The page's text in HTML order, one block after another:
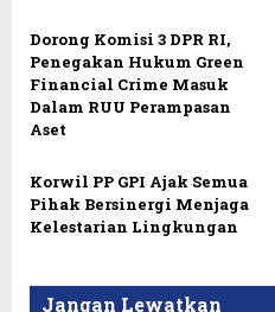
Dorong Komisi 3 DPR RI,
Penegakan Hukum Green
Financial Crime Masuk
Dalam RUU Perampasan
Aset
Korwil PP GPI Ajak Semua
Pihak Bersinergi Menjaga
Kelestarian Lingkungan
Jangan Lewatkan